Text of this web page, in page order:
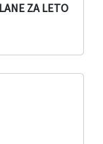
ZA LETO